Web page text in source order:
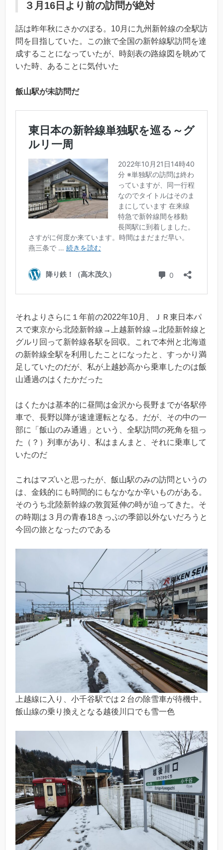
３月16日より前の訪問が絶対
話は昨年秋にさかのぼる。10月に九州新幹線の全駅訪
問を目指していた。この旅で全国の新幹線駅訪問を達
成することになっていたが、時刻表の路線図を眺めて
いた時、あることに気付いた
飯山駅が未訪問だ
それよりさらに１年前の2022年10月、ＪＲ東日本パ
スで東京から北陸新幹線→上越新幹線→北陸新幹線と
グルリ回って新幹線各駅を回収。これで本州と北海道
の新幹線全駅を利用したことになったと、すっかり満
足していたのだが、私が上越妙高から乗車したのは飯
山通過のはくたかだった
はくたかは基本的に昼間は金沢から長野までが各駅停
車で、長野以降が速達運転となる。だが、その中の一
部に「飯山のみ通過」という、全駅訪問の死角を狙っ
た（？）列車があり、私はまんまと、それに乗車して
いたのだ
これはマズいと思ったが、飯山駅のみの訪問というの
は、金銭的にも時間的にもなかなか辛いものがある。
そのうち北陸新幹線の敦賀延伸の時が迫ってきた。そ
の時期は３月の青春18きっぷの季節以外ないだろうと
今回の旅となったのである
上越線に入り、小千谷駅では２台の除雪車が待機中。
飯山線の乗り換えとなる越後川口でも雪一色